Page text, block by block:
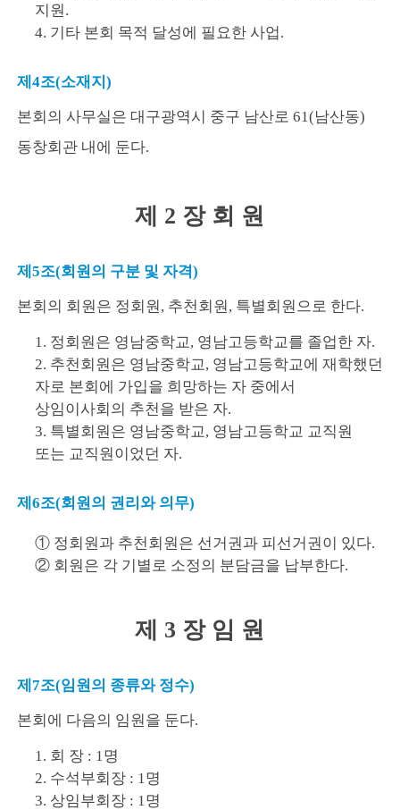
지원.
4. 기타 본회 목적 달성에 필요한 사업.
제4조(소재지)
본회의 사무실은 대구광역시 중구 남산로 61(남산동)
동창회관 내에 둔다.
제 2 장 회 원
제5조(회원의 구분 및 자격)
본회의 회원은 정회원, 추천회원, 특별회원으로 한다.
1. 정회원은 영남중학교, 영남고등학교를 졸업한 자.
2. 추천회원은 영남중학교, 영남고등학교에 재학했던
자로 본회에 가입을 희망하는 자 중에서
상임이사회의 추천을 받은 자.
3. 특별회원은 영남중학교, 영남고등학교 교직원
또는 교직원이었던 자.
제6조(회원의 권리와 의무)
① 정회원과 추천회원은 선거권과 피선거권이 있다.
② 회원은 각 기별로 소정의 분담금을 납부한다.
제 3 장 임 원
제7조(임원의 종류와 정수)
본회에 다음의 임원을 둔다.
1. 회 장 : 1명
2. 수석부회장 : 1명
3. 상임부회장 : 1명